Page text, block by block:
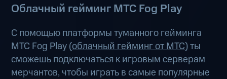
Облачный гейминг МТС Fog Play
С помощью платформы туманного гейминга
МТС Fog Play (облачный гейминг от МТС) ты
сможешь подключаться к игровым серверам
мерчантов, чтобы играть в самые популярные